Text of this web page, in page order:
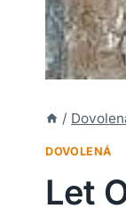
/
DOVOLENÁ
Let